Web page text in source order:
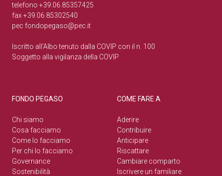
telefono +39.06.85357425
fax +39.06.85302540
pec fondopegaso@pec.it
Iscritto all’Albo tenuto dalla COVIP con il n. 100
Soggetto alla vigilanza della COVIP
FONDO PEGASO
Chi siamo
Cosa facciamo
Come lo facciamo
Per chi lo facciamo
Governance
Sostenibilità
COME FARE A
Aderire
Contribuire
Anticipare
Riscattare
Cambiare comparto
Iscrivere un familiare